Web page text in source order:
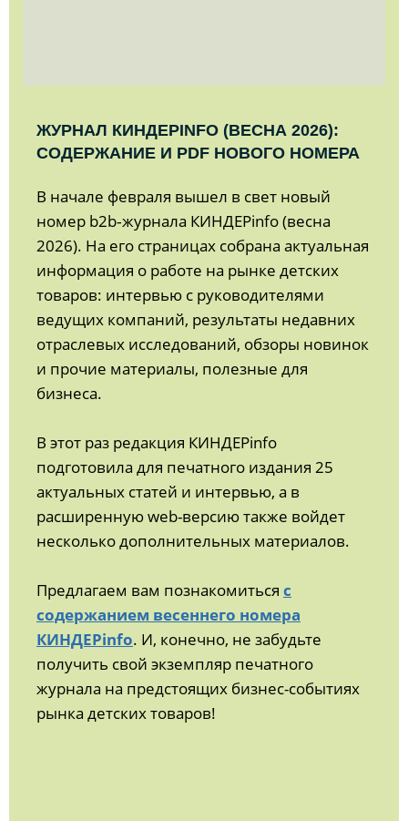
ЖУРНАЛ КИНДЕРINFO (ВЕСНА 2026):
СОДЕРЖАНИЕ И PDF НОВОГО НОМЕРА
В начале февраля вышел в свет новый
номер b2b‑журнала КИНДЕРinfo (весна
2026). На его страницах собрана актуальная
информация о работе на рынке детских
товаров: интервью с руководителями
ведущих компаний, результаты недавних
отраслевых исследований, обзоры новинок
и прочие материалы, полезные для
бизнеса.
В этот раз редакция КИНДЕРinfo
подготовила для печатного издания 25
актуальных статей и интервью, а в
расширенную web-версию также войдет
несколько дополнительных материалов.
Предлагаем вам познакомиться с
содержанием весеннего номера
КИНДЕРinfo. И, конечно, не забудьте
получить свой экземпляр печатного
журнала на предстоящих бизнес-событиях
рынка детских товаров!